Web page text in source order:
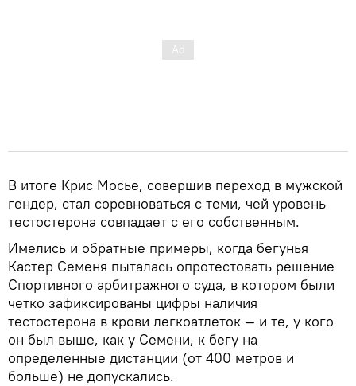
В итоге Крис Мосье, совершив переход в мужской
гендер, стал соревноваться с теми, чей уровень
тестостерона совпадает с его собственным.
Имелись и обратные примеры, когда бегунья
Кастер Семеня пыталась опротестовать решение
Спортивного арбитражного суда, в котором были
четко зафиксированы цифры наличия
тестостерона в крови легкоатлеток — и те, у кого
он был выше, как у Семени, к бегу на
определенные дистанции (от 400 метров и
больше) не допускались.